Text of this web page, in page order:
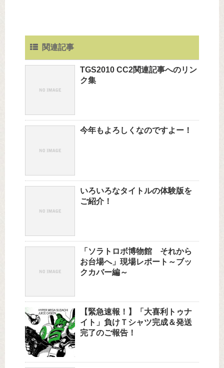
関連記事
TGS2010 CC2関連記事へのリン
ク集
今年もよろしくなのですよー！
いろいろなタイトルの体験版を
ご紹介！
「ソラトロボ博物館 それから
お台場へ」現場レポート～ブッ
クカバー編～
【緊急速報！】「大喜利トゥナ
イト」負けＴシャツ完成＆発送
完了のご報告！